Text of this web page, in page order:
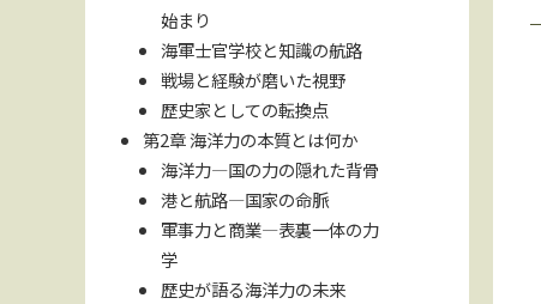
始まり
海軍士官学校と知識の航路
戦場と経験が磨いた視野
歴史家としての転換点
第2章 海洋力の本質とは何か
海洋力—国の力の隠れた背骨
港と航路—国家の命脈
軍事力と商業—表裏一体の力
学
歴史が語る海洋力の未来